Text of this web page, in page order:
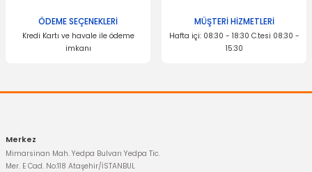
ÖDEME SEÇENEKLERİ
Kredi Kartı ve havale ile ödeme
imkanı
MÜŞTERİ HİZMETLERİ
Hafta içi: 08:30 - 18:30 C.tesi 08:30 -
15:30
Merkez
Mimarsinan Mah. Yedpa Bulvarı Yedpa Tic.
Mer. E Cad. No:118 Ataşehir/İSTANBUL